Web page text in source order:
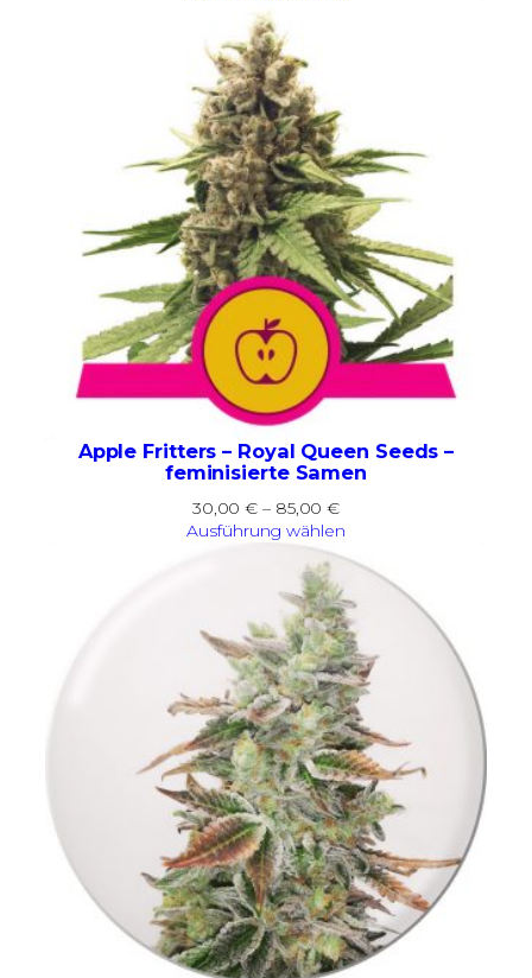
Apple Fritters – Royal Queen Seeds –
feminisierte Samen
30,00€ – 85,00€Preisspanne:
30,00 €
bis
85,00 €
Ausführung wählen